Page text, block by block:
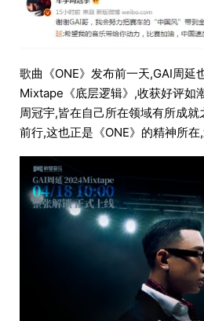
歌曲《ONE》发布前一天,GAI周延
Mixtape《底层逻辑》,收获好评如
周冠宇,皆在自己所在领域有所成
前行,这也正是《ONE》的精神所在,